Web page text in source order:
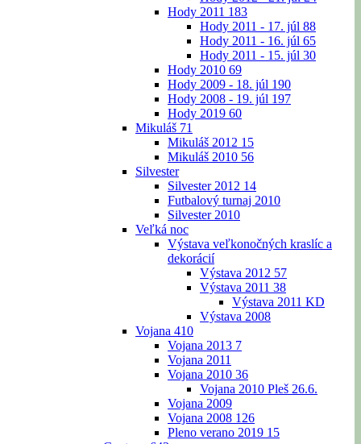
Hody 2011 183
Hody 2011 - 17. júl 88
Hody 2011 - 16. júl 65
Hody 2011 - 15. júl 30
Hody 2010 69
Hody 2009 - 18. júl 190
Hody 2008 - 19. júl 197
Hody 2019 60
Mikuláš 71
Mikuláš 2012 15
Mikuláš 2010 56
Silvester
Silvester 2012 14
Futbalový turnaj 2010
Silvester 2010
Veľká noc
Výstava veľkonočných kraslíc a
dekorácií
Výstava 2012 57
Výstava 2011 38
Výstava 2011 KD
Výstava 2008
Vojana 410
Vojana 2013 7
Vojana 2011
Vojana 2010 36
Vojana 2010 Pleš 26.6.
Vojana 2009
Vojana 2008 126
Pleno verano 2019 15